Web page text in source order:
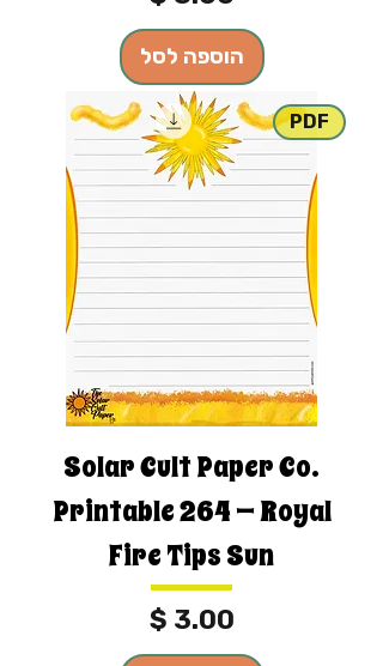
הוספה לסל
PDF
Solar Cult Paper Co.
Printable 264 — Royal
Fire Tips Sun
מחיר